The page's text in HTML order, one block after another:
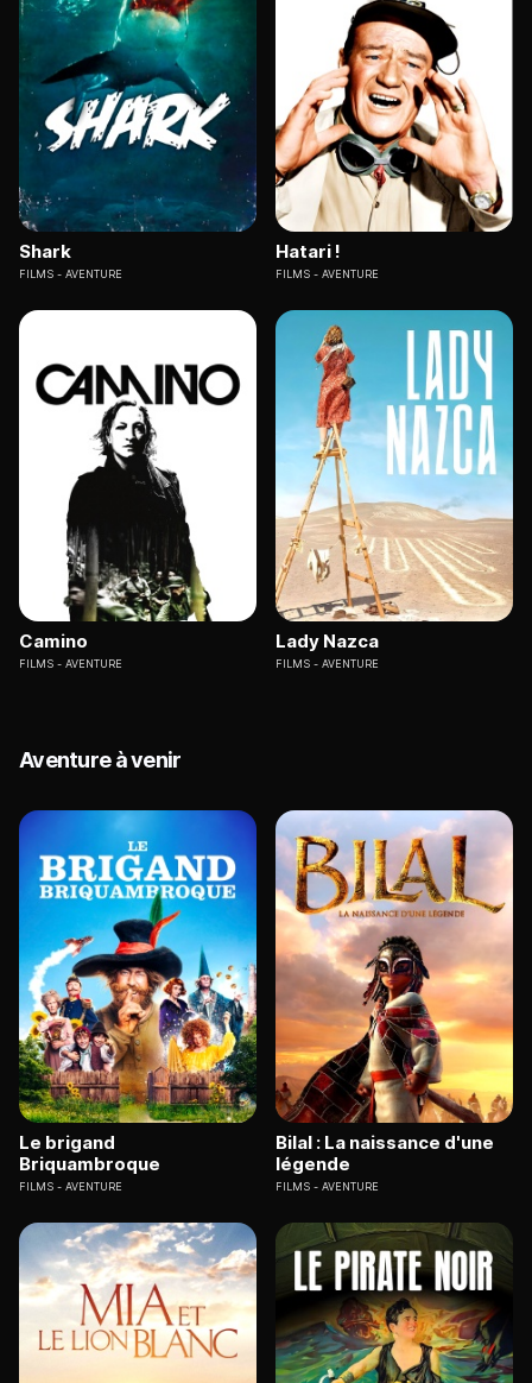
Shark
FILMS AVENTURE
Hatari !
FILMS AVENTURE
Camino
FILMS AVENTURE
Lady Nazca
FILMS AVENTURE
Aventure à venir
Le brigand
Briquambroque
FILMS AVENTURE
Bilal : La naissance d'une
légende
FILMS AVENTURE